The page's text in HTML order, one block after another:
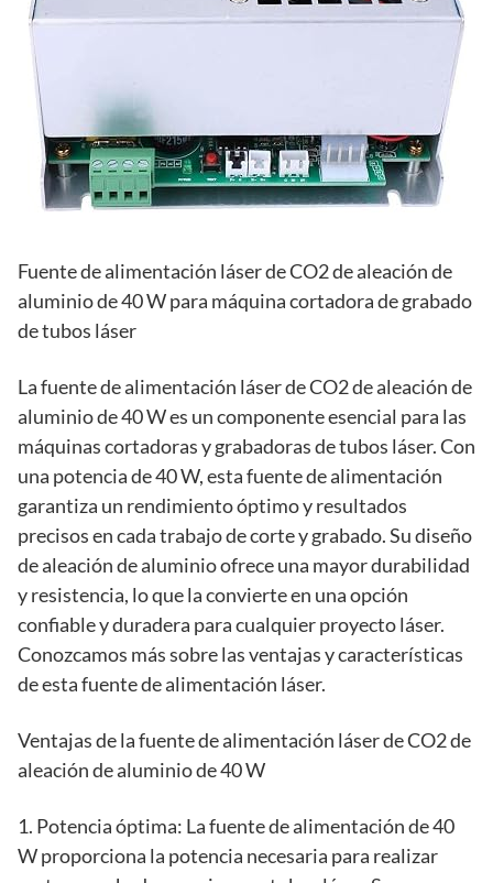
Fuente de alimentación láser de CO2 de aleación de
aluminio de 40 W para máquina cortadora de grabado
de tubos láser
La fuente de alimentación láser de CO2 de aleación de
aluminio de 40 W es un componente esencial para las
máquinas cortadoras y grabadoras de tubos láser. Con
una potencia de 40 W, esta fuente de alimentación
garantiza un rendimiento óptimo y resultados
precisos en cada trabajo de corte y grabado. Su diseño
de aleación de aluminio ofrece una mayor durabilidad
y resistencia, lo que la convierte en una opción
confiable y duradera para cualquier proyecto láser.
Conozcamos más sobre las ventajas y características
de esta fuente de alimentación láser.
Ventajas de la fuente de alimentación láser de CO2 de
aleación de aluminio de 40 W
1. Potencia óptima: La fuente de alimentación de 40
W proporciona la potencia necesaria para realizar